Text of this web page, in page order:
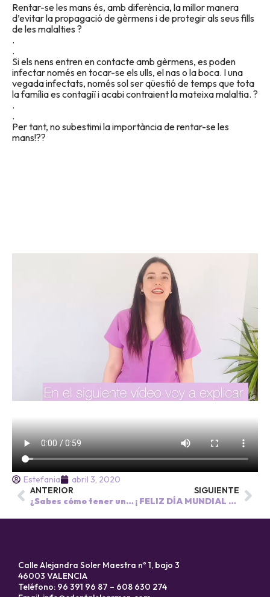
Rentar-se les mans és, amb diferència, la millor manera
d’evitar la propagació de gèrmens i de protegir als seus fills
de les malalties ?
.
.
Si els nens entren en contacte amb gèrmens, es poden
infectar només en tocar-se els ulls, el nas o la boca. I una
vegada infectats, només sol ser qüestió de temps que tota
la família es contagiï i acabi contraient la mateixa malaltia. ?
.
.
Per tant, no subestimi la importància de rentar-se les
mans!??
Estefania
abril 3, 2020
ANTERIOR
¿Sabes cómo tener una sonrisa perfecta?
SIGUIENTE
¡ FELIZ DÍA MUNDIAL DE LA SALUD !
Calle Alejandra Soler Maestra nº 1, bajo 3
46003 VALENCIA
Teléfono: 96 391 96 87 – 608 630 274